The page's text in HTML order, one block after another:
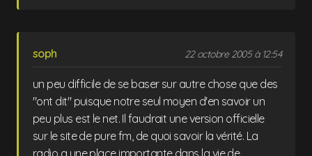
soph 22 octobre 2005 à 12:54
un peu difficile de se baser sur autre chose que des
"ont dit" puisque notre seul moyen d'en savoir un
peu plus est le net. Il faudrait une version officielle
sur le site de pure fm, de quoi savoir la vérité. La
radio a une place importante dans la vie de